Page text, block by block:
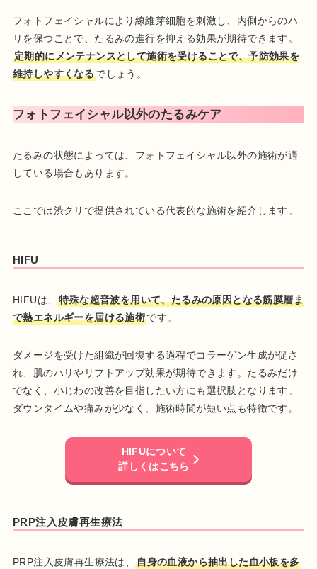
フォトフェイシャルにより線維芽細胞を刺激し、内側からのハ
リを保つことで、たるみの進行を抑える効果が期待できます。
定期的にメンテナンスとして施術を受けることで、予防効果を
維持しやすくなるでしょう。
フォトフェイシャル以外のたるみケア
たるみの状態によっては、フォトフェイシャル以外の施術が適
している場合もあります。
ここでは渋クリで提供されている代表的な施術を紹介します。
HIFU
HIFUは、特殊な超音波を用いて、たるみの原因となる筋膜層ま
で熱エネルギーを届ける施術です。
ダメージを受けた組織が回復する過程でコラーゲン生成が促さ
れ、肌のハリやリフトアップ効果が期待できます。たるみだけ
でなく、小じわの改善を目指したい方にも選択肢となります。
ダウンタイムや痛みが少なく、施術時間が短い点も特徴です。
HIFUについて
詳しくはこちら
PRP注入皮膚再生療法
PRP注入皮膚再生療法は、自身の血液から抽出した血小板を多